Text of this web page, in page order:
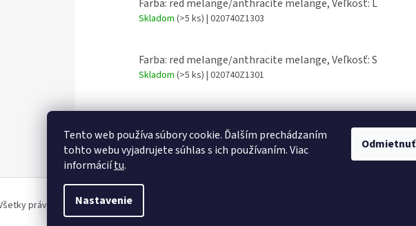
Tento web používa súbory cookie. Ďalším prechádzaním
tohto webu vyjadrujete súhlas s ich používaním. Viac
informáciítu.
Nastavenie
Odmietnuť
Farba: red melange/anthracite melange, Veľkosť: L
Skladom (>5 ks) | 020740Z1303
Farba: red melange/anthracite melange, Veľkosť: S
Skladom (>5 ks) | 020740Z1301
Farba: red melange/anthracite melange, Veľkosť: 3XL
Skladom(>5 ks)| 020740Z1313
práva vyhradené.